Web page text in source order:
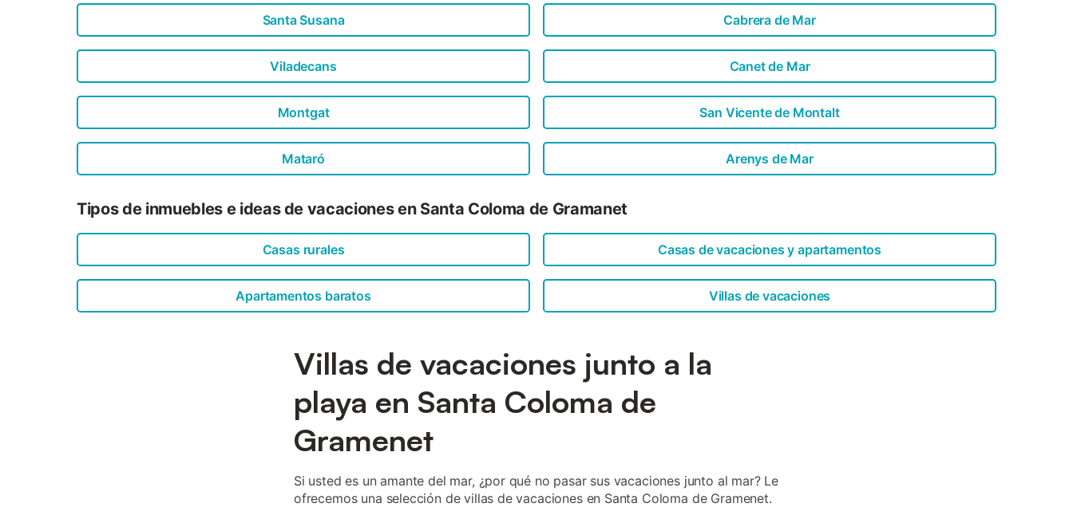
Santa Susana Cabrera de Mar
Viladecans Canet de Mar
Montgat San Vicente de Montalt
Mataró Arenys de Mar
Tipos de inmuebles e ideas de vacaciones en Santa Coloma de Gramanet
Casas rurales Casas de vacaciones y apartamentos
Apartamentos baratos Villas de vacaciones
Villas de vacaciones junto a la
playa en Santa Coloma de
Gramenet
Si usted es un amante del mar, ¿por qué no pasar sus vacaciones junto al mar? Le
ofrecemos una selección de villas de vacaciones en Santa Coloma de Gramenet.